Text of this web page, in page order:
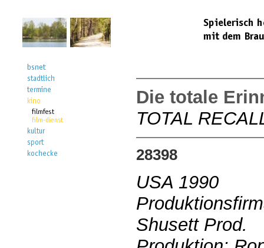
Die totale
TOTAL
28398
USA 1990
Shusett Prod.